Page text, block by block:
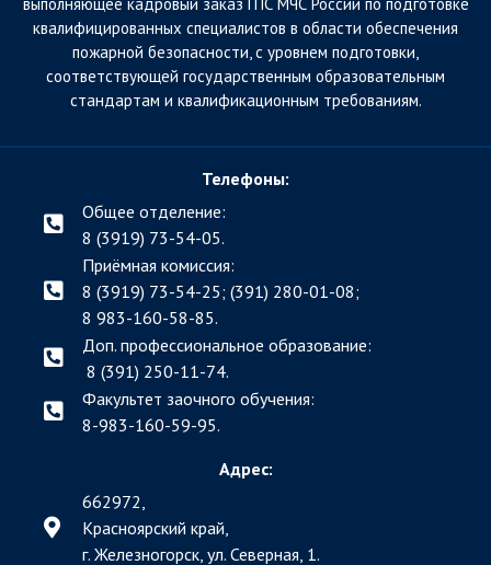
квалифицированных специалистов в области обеспечения
пожарной безопасности, с уровнем подготовки,
соответствующей государственным образовательным
стандартам и квалификационным требованиям.
Телефоны:
Общее отделение:
8 (3919) 73-54-05.
Приёмная комиссия:
8 (3919) 73-54-25; (391) 280-01-08;
8 983-160-58-85.
Доп. профессиональное образование:
8 (391) 250-11-74.
Факультет заочного обучения:
8-983-160-59-95.
Адрес:
662972,
Красноярский край,
г. Железногорск, ул. Северная, 1.